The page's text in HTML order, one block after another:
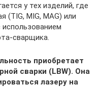
у тех изделий, где
(TIG, MIG, MAG) или
использованием
сварщика.
приобретает
сварки (LBW). Она
лазеру на